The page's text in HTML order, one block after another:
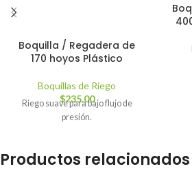
Boquilla / Regadera de
170 hoyos Plástico
Boquillas de Riego
$235.00
Riego suave para bajo flujo de
presión.
Productos relacionados